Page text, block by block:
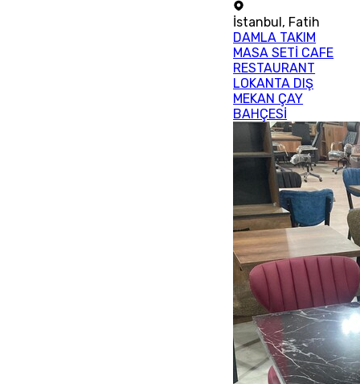
İstanbul, Fatih
DAMLA TAKIM
MASA SETİ CAFE
RESTAURANT
LOKANTA DIŞ
MEKAN ÇAY
BAHÇESİ